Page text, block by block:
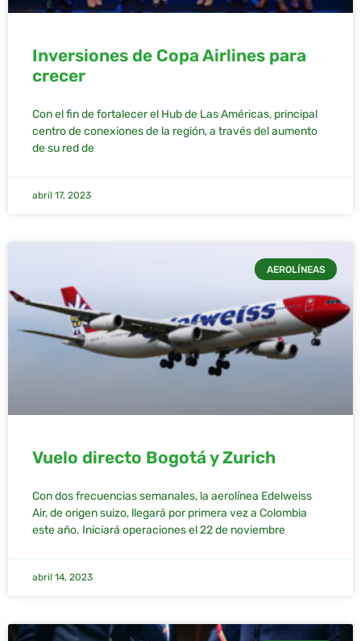
Inversiones de Copa Airlines para
crecer
Con el fin de fortalecer el Hub de Las Américas, principal
centro de conexiones de la región, a través del aumento
de su red de
abril 17, 2023
AEROLÍNEAS
Vuelo directo Bogotá y Zurich
Con dos frecuencias semanales, la aerolínea Edelweiss
Air, de origen suizo, llegará por primera vez a Colombia
este año. Iniciará operaciones el 22 de noviembre
abril 14, 2023